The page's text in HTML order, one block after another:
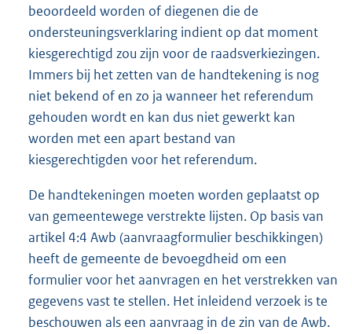
beoordeeld worden of diegenen die de
ondersteuningsverklaring indient op dat moment
kiesgerechtigd zou zijn voor de raadsverkiezingen.
Immers bij het zetten van de handtekening is nog
niet bekend of en zo ja wanneer het referendum
gehouden wordt en kan dus niet gewerkt kan
worden met een apart bestand van
kiesgerechtigden voor het referendum.
De handtekeningen moeten worden geplaatst op
van gemeentewege verstrekte lijsten. Op basis van
artikel 4:4 Awb (aanvraagformulier beschikkingen)
heeft de gemeente de bevoegdheid om een
formulier voor het aanvragen en het verstrekken van
gegevens vast te stellen. Het inleidend verzoek is te
beschouwen als een aanvraag in de zin van de Awb.